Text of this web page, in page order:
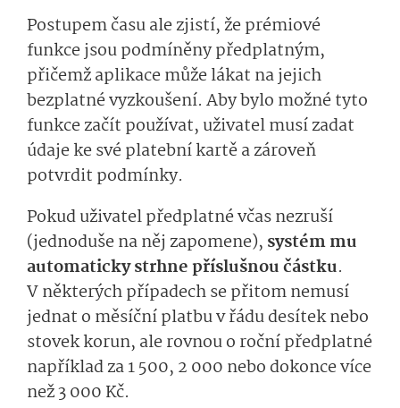
Postupem času ale zjistí, že prémiové
funkce jsou podmíněny předplatným,
přičemž aplikace může lákat na jejich
bezplatné vyzkoušení. Aby bylo možné tyto
funkce začít používat, uživatel musí zadat
údaje ke své platební kartě a zároveň
potvrdit podmínky.
Pokud uživatel předplatné včas nezruší
(jednoduše na něj zapomene), systém mu
automaticky strhne příslušnou částku.
V některých případech se přitom nemusí
jednat o měsíční platbu v řádu desítek nebo
stovek korun, ale rovnou o roční předplatné
například za 1 500, 2 000 nebo dokonce více
než 3 000 Kč.